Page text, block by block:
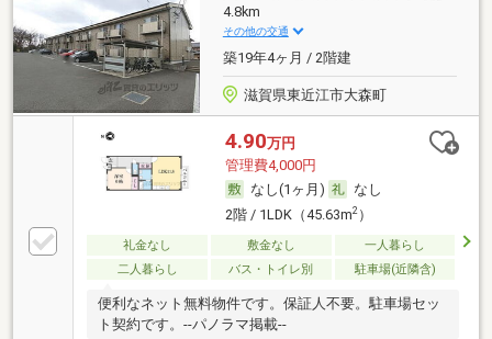
4.8km
その他の交通
築19年4ヶ月 / 2階建
滋賀県東近江市大森町
4.90万円
管理費4,000円
なし(1ヶ月)
なし
2階 / 1LDK（45.63m2）
礼金なし 敷金なし
一人暮らし
二人暮らし
バス・トイレ別 駐車場(近隣含)
便利なネット無料物件です。保証人不要。駐車場セッ
ト契約です。--パノラマ掲載--